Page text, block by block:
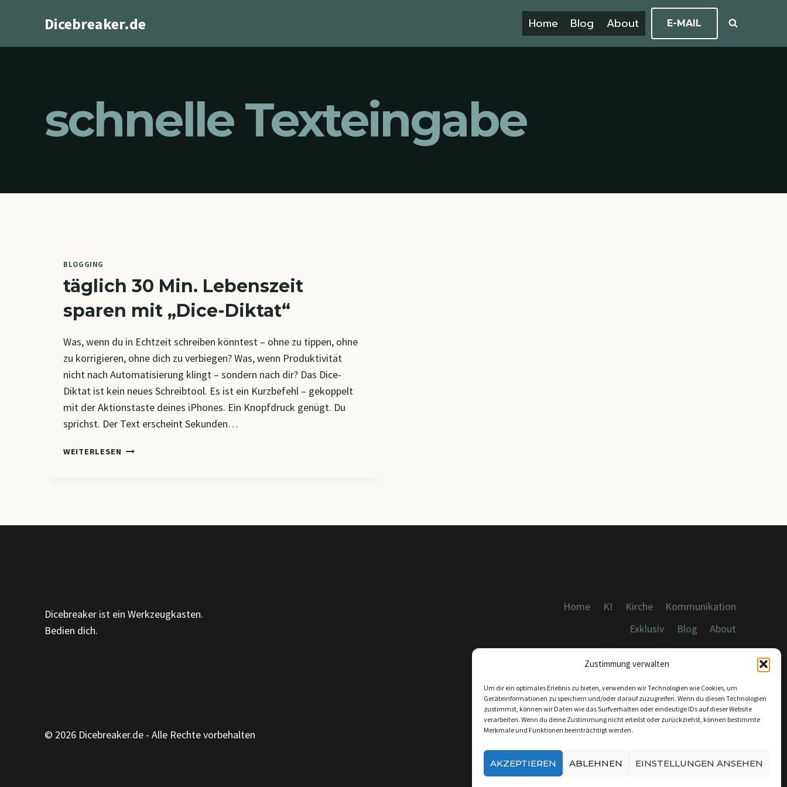
Zustimmung verwalten
Um dir ein optimales Erlebnis zu bieten, verwenden wir Technologien wie Cookies, um
Geräteinformationen zu speichern und/oder darauf zuzugreifen. Wenn du diesen Technologien
zustimmst, können wir Daten wie das Surfverhalten oder eindeutige IDs auf dieser Website
verarbeiten. Wenn du deine Zustimmung nicht erteilst oder zurückziehst, können bestimmte
Merkmale und Funktionen beeinträchtigt werden.
AKZEPTIEREN ABLEHNEN EINSTELLUNGEN ANSEHEN
Dicebreaker.de Home Blog About E-MAIL
schnelle Texteingabe
BLOGGING
täglich 30 Min. Lebenszeit
sparen mit „Dice-Diktat“
Was, wenn du in Echtzeit schreiben könntest – ohne zu tippen, ohne
zu korrigieren, ohne dich zu verbiegen? Was, wenn Produktivität
nicht nach Automatisierung klingt – sondern nach dir? Das Dice-
Diktat ist kein neues Schreibtool. Es ist ein Kurzbefehl – gekoppelt
mit der Aktionstaste deines iPhones. Ein Knopfdruck genügt. Du
sprichst. Der Text erscheint Sekunden…
WEITERLESEN TÄGLICH
Dicebreaker ist ein Werkzeugkasten.
Bedien dich.
Home KI Kirche
Kommunikation
Exklusiv
Blog
About
Cookies, Datenschutz, Impressum
© 2026 Dicebreaker.de - Alle Rechte vorbehalten
KONTAKT: